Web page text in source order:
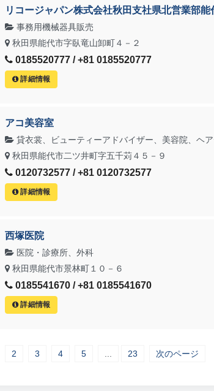
リコージャパン株式会社秋田支社県北営業部能
事務用機械器具販売
秋田県能代市字臥竜山卸町４－２
0185520777 / +81 0185520777
詳細情報
アコ美容室
貸衣裳、ビューティーアドバイザー、美容院、ヘ
秋田県能代市二ツ井町字五千苅４５－９
0120732577 / +81 0120732577
詳細情報
西塚医院
医院・診療所、外科
秋田県能代市景林町１０－６
0185541670 / +81 0185541670
詳細情報
2 3 4 5 23 次のページ